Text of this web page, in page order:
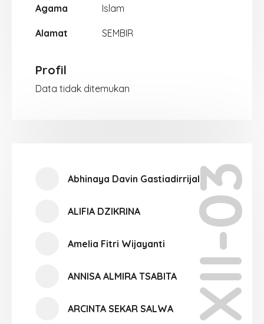
Agama Islam
Alamat SEMBIR
Profil
Data tidak ditemukan
XII-03
Abhinaya Davin Gastiadirrijal
ALIFIA DZIKRINA
Amelia Fitri Wijayanti
ANNISA ALMIRA TSABITA
ARCINTA SEKAR SALWA